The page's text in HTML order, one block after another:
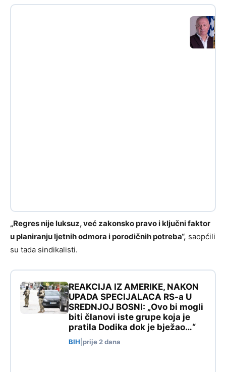
„Regres nije luksuz, već zakonsko pravo i ključni faktor
u planiranju ljetnih odmora i porodičnih potreba“, saopćili
su tada sindikalisti.
REAKCIJA IZ AMERIKE, NAKON
UPADA SPECIJALACA RS-a U
SREDNJOJ BOSNI: „Ovo bi mogli
biti članovi iste grupe koja je
pratila Dodika dok je bježao…“
BIH prije 2 dana